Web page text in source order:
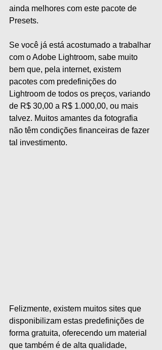
ainda melhores com este pacote de
Presets.
Se você já está acostumado a trabalhar
com o Adobe Lightroom, sabe muito
bem que, pela internet, existem
pacotes com predefinições do
Lightroom de todos os preços, variando
de R$ 30,00 a R$ 1.000,00, ou mais
talvez. Muitos amantes da fotografia
não têm condições financeiras de fazer
tal investimento.
Felizmente, existem muitos sites que
disponibilizam estas predefinições de
forma gratuita, oferecendo um material
que também é de alta qualidade,